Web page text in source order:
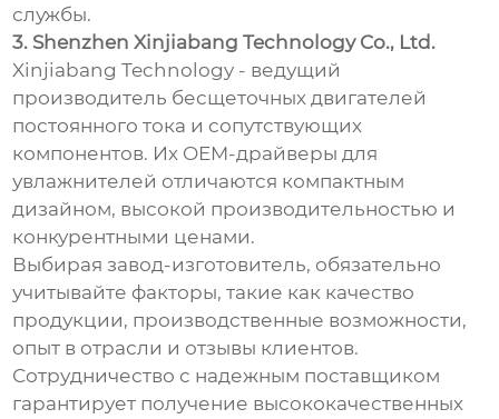
службы.
3. Shenzhen Xinjiabang Technology Co., Ltd.
Xinjiabang Technology - ведущий
производитель бесщеточных двигателей
постоянного тока и сопутствующих
компонентов. Их OEM-драйверы для
увлажнителей отличаются компактным
дизайном, высокой производительностью и
конкурентными ценами.
Выбирая завод-изготовитель, обязательно
учитывайте факторы, такие как качество
продукции, производственные возможности,
опыт в отрасли и отзывы клиентов.
Сотрудничество с надежным поставщиком
гарантирует получение высококачественных